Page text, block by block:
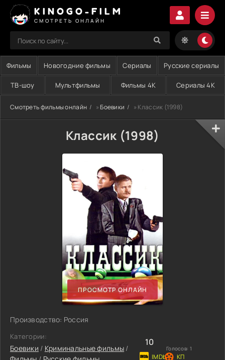
KINOGO-FILM
СМОТРЕТЬ ОНЛАЙН
Фильмы Новогодние фильмы Сериалы Русские сериалы
ТВ-шоу Мультфильмы Фильмы 4K Сериалы 4K
Смотреть фильмы онлайн »Боевики » Классик (1998)
Классик (1998)
ПРОСМОТР ОНЛАЙН
Производство: Россия
Категории:
Боевики / Криминальные фильмы /
10
Голосов: 1